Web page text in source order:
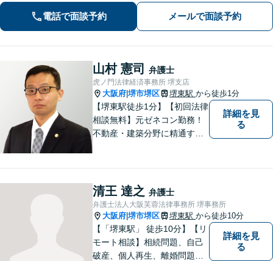
す【完全個室】
電話で面談予約 メールで面談予約
山村 憲司 弁護士
虎ノ門法律経済事務所 堺支店
大阪府 堺市堺区 堺東駅 から徒歩1分
【堺東駅徒歩1分】【初回法律
相談無料】元ゼネコン勤務！
不動産・建築分野に精通する
す！全国の支店ネットワーク
を活かし、迅速な解決を目指
します。【夜間土日祝可】
詳細を見
る
清王 達之 弁護士
弁護士法人大阪芙蓉法律事務所 堺事務所
大阪府 堺市堺区 堺東駅 から徒歩10分
【「堺東駅」 徒歩10分】【リ
モート相談】相続問題、自己
破産、個人再生、離婚問題な
詳細を見
る